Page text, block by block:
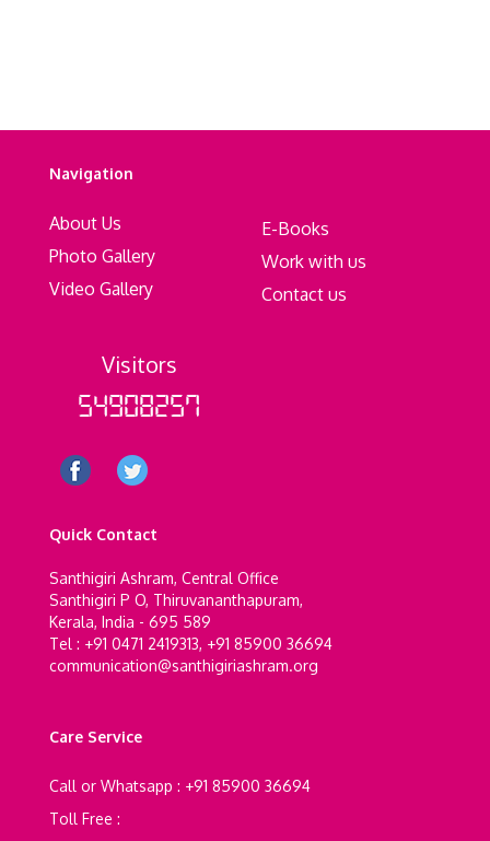
Navigation
About Us
Photo Gallery
Video Gallery
E-Books
Work with us
Contact us
Visitors
54908257
Quick Contact
Santhigiri Ashram, Central Office
Santhigiri P O, Thiruvananthapuram,
Kerala, India - 695 589
Tel : +91 0471 2419313, +91 85900 36694
communication@santhigiriashram.org
Care Service
Call or Whatsapp : +91 85900 36694
Toll Free :